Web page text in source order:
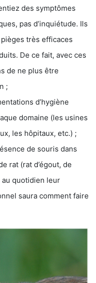
des symptômes
pas d’inquiétude. Ils
très efficaces
De ce fait, avec ces
de ne plus être
;
d’hygiène
domaine (les usines
les hôpitaux, etc.) ;
de souris dans
rat (rat d’égout, de
quotidien leur
saura comment faire